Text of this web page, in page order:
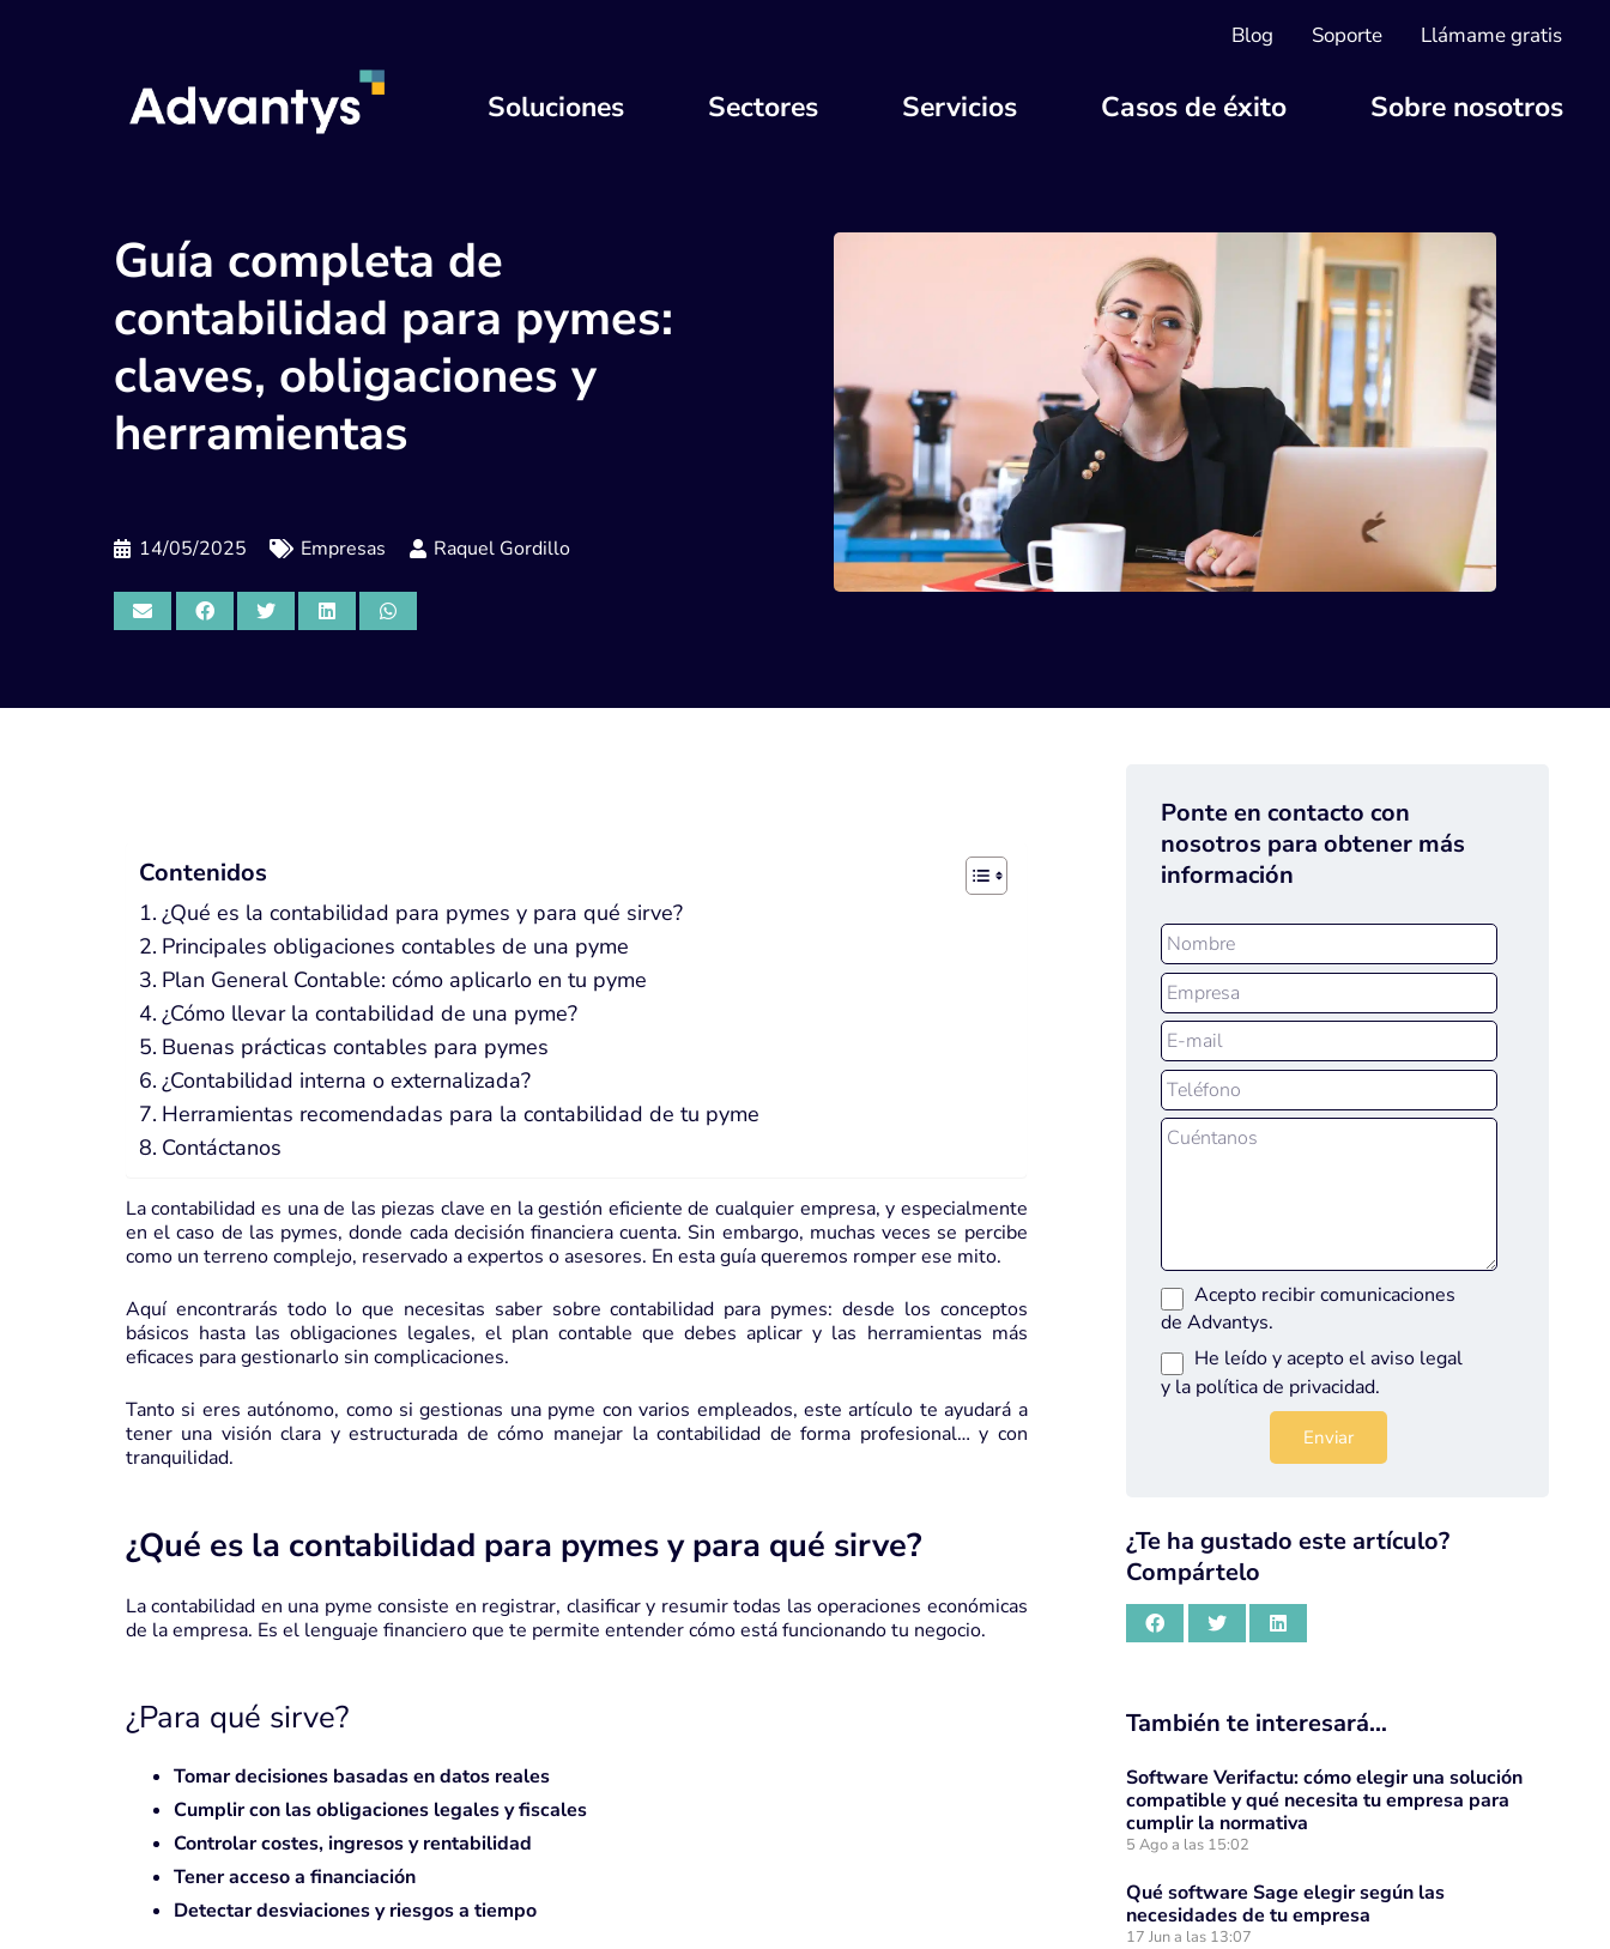
Blog Soporte Llámame gratis
Soluciones Sectores Servicios Casos de éxito Sobre nosotros
Guía completa de
contabilidad para pymes:
claves, obligaciones y
herramientas
14/05/2025 Empresas Raquel Gordillo
Contenidos
¿Qué es la contabilidad para pymes y para qué sirve?
Principales obligaciones contables de una pyme
Plan General Contable: cómo aplicarlo en tu pyme
¿Cómo llevar la contabilidad de una pyme?
Buenas prácticas contables para pymes
¿Contabilidad interna o externalizada?
Herramientas recomendadas para la contabilidad de tu pyme
Contáctanos
La contabilidad es una de las piezas clave en la gestión eficiente de cualquier empresa, y especialmente
en el caso de las pymes, donde cada decisión financiera cuenta. Sin embargo, muchas veces se percibe
como un terreno complejo, reservado a expertos o asesores. En esta guía queremos romper ese mito.
Aquí encontrarás todo lo que necesitas saber sobre contabilidad para pymes: desde los conceptos
básicos hasta las obligaciones legales, el plan contable que debes aplicar y las herramientas más
eficaces para gestionarlo sin complicaciones.
Tanto si eres autónomo, como si gestionas una pyme con varios empleados, este artículo te ayudará a
tener una visión clara y estructurada de cómo manejar la contabilidad de forma profesional… y con
tranquilidad.
¿Qué es la contabilidad para pymes y para qué sirve?
La contabilidad en una pyme consiste en registrar, clasificar y resumir todas las operaciones económicas
de la empresa. Es el lenguaje financiero que te permite entender cómo está funcionando tu negocio.
¿Para qué sirve?
Tomar decisiones basadas en datos reales
Cumplir con las obligaciones legales y fiscales
Controlar costes, ingresos y rentabilidad
Tener acceso a financiación
Detectar desviaciones y riesgos a tiempo
Ponte en contacto con
nosotros para obtener más
información
Acepto recibir comunicaciones
de Advantys.
He leído y acepto el aviso legal
y la política de privacidad.
¿Te ha gustado este artículo?
Compártelo
También te interesará…
Software Verifactu: cómo elegir una solución
compatible y qué necesita tu empresa para
cumplir la normativa
5 Ago a las 15:02
Qué software Sage elegir según las
necesidades de tu empresa
17 Jun a las 13:07